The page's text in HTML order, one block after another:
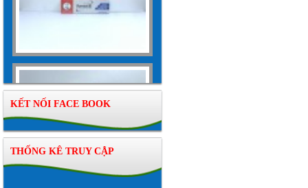
KẾT NỐI FACE BOOK
THỐNG KÊ TRUY CẬP